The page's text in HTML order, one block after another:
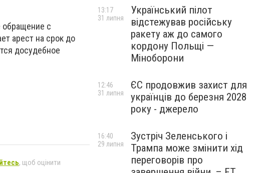
обращение с
арест на срок до
досудебное
, щоб оцінити
Український пілот
відстежував російську
ракету аж до самого
кордону Польщі —
Міноборони
13:17
31 липня
ЄС продовжив захист для
українців до березня 2028
року - джерело
12:46
31 липня
Зустріч Зеленського і
Трампа може змінити хід
переговорів про
16:40
29 липня